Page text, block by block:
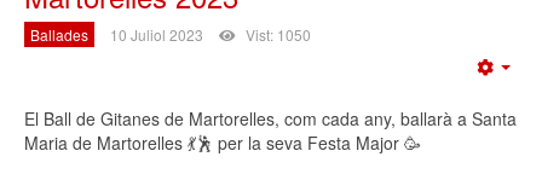
Ballades 10 Juliol 2023 Vist: 1050
El Ball de Gitanes de Martorelles, com cada any, ballarà a Santa
Maria de Martorelles 💃🕺 per la seva Festa Major 🥳